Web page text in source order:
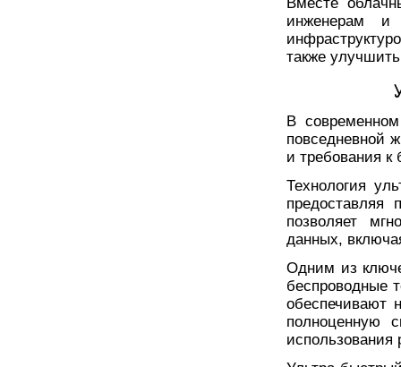
инженерам и
также
В
повседневной
и требования к
Технология
предоставляя
позволяет
данных,
Одним из
беспроводные
обеспечивают
полноценную